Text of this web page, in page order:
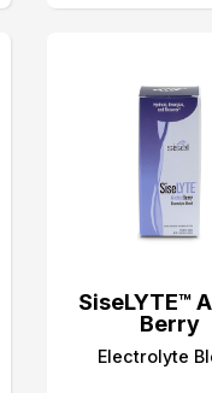
SiseLYTE™
Berry
Electrolyte